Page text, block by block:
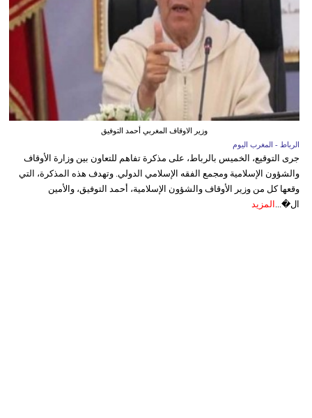
وزير الاوقاف المغربي أحمد التوفيق
الرباط - المغرب اليوم
جرى التوقيع، الخميس بالرباط، على مذكرة تفاهم للتعاون بين وزارة الأوقاف
والشؤون الإسلامية ومجمع الفقه الإسلامي الدولي. وتهدف هذه المذكرة، التي
وقعها كل من وزير الأوقاف والشؤون الإسلامية، أحمد التوفيق، والأمين
ال�... المزيد